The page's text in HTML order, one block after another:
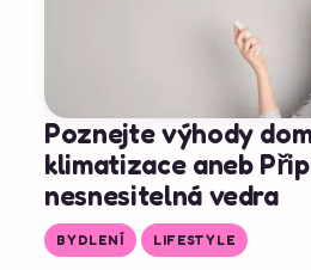
Poznejte výhody
klimatizace aneb
nesnesitelná vedra
BYDLENÍ LIFESTYLE